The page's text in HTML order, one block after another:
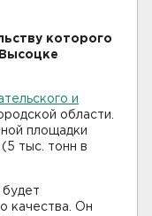
которого
и
области.
площадки
тыс. тонн в
качества. Он